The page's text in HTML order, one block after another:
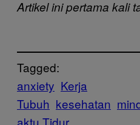
Artikel ini pertama kali
Tagged:
anxiety Kerja
Tubuh kesehatan